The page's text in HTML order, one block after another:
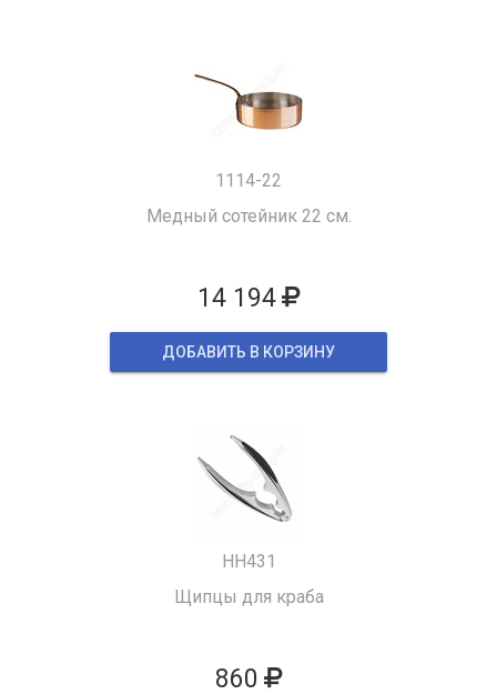
1114-22
Медный сотейник 22 см.
14 194
ДОБАВИТЬ В КОРЗИНУ
HH431
Щипцы для краба
860